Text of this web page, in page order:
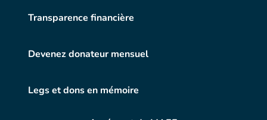
Transparence financière
Devenez donateur mensuel
Legs et dons en mémoire